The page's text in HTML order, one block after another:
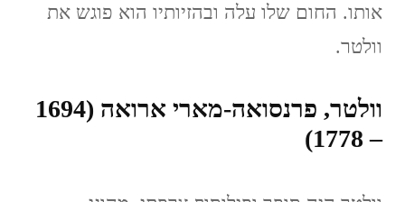
אותו. החום שלו עלה ובהזיותיו הוא פוגש את
וולטר.
וולטר, פרנסואה-מארי ארואה (1694
– 1778)